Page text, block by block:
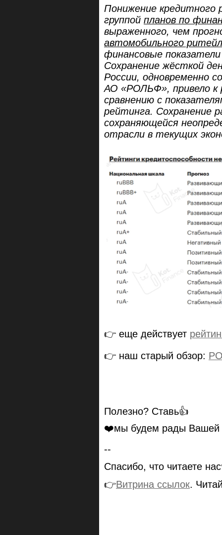
Понижение кредитного
группой планов по
выраженного, чем
автомобильного
финансовые показатели
Сохранение жёсткой
России, одновременно
АО «РОЛЬФ», привело к
сравнению с
рейтинга. Сохранение
сохраняющейся
отрасли в текущих
👉 еще действует
👉 наш старый обзор:
Полезно? Ставь👍
❤️мы будем рады Вашей
--
Спасибо, что читаете
👉Витрина ссылок.